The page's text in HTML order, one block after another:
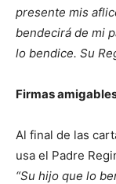
presente mis
bendecirá de mi
lo bendice. Su
Firmas
Al final de las
usa el Padre
“Su hijo que lo